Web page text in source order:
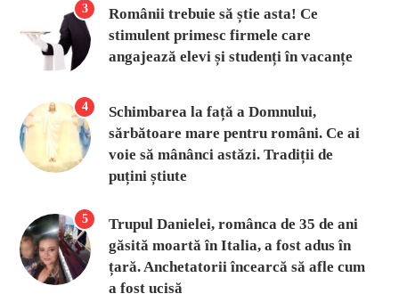
3
Românii trebuie să știe asta! Ce
stimulent primesc firmele care
angajează elevi și studenți în vacanțe
4
Schimbarea la față a Domnului,
sărbătoare mare pentru români. Ce ai
voie să mânânci astăzi. Tradiții de
puțini știute
5
Trupul Danielei, românca de 35 de ani
găsită moartă în Italia, a fost adus în
țară. Anchetatorii încearcă să afle cum
a fost ucisă